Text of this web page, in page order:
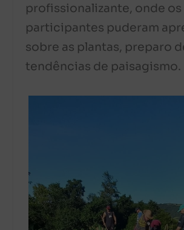
profissionalizante, onde os
participantes puderam
sobre as plantas, preparo
tendências de paisagismo.